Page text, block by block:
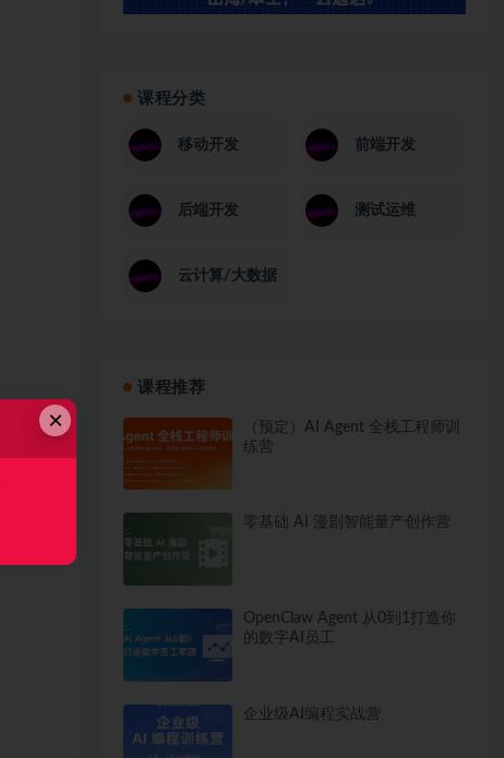
课程分类
移动开发 前端开发
后端开发 测试运维
云计算/大数据
课程推荐
（预定）AI Agent 全栈工程师训
练营
零基础 AI 漫剧智能量产创作营
OpenClaw Agent 从0到1打造你
的数字AI员工
企业级AI编程实战营
×